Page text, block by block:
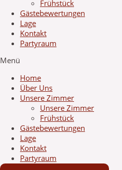
Frühstück
Gästebewertungen
Lage
Kontakt
Partyraum
Menü
Home
Über Uns
Unsere Zimmer
Unsere Zimmer
Frühstück
Gästebewertungen
Lage
Kontakt
Partyraum